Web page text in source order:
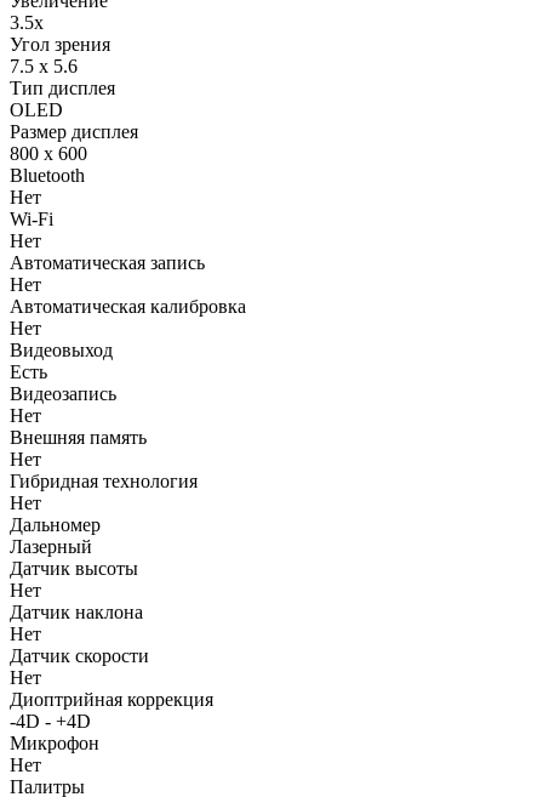
3.5x
Угол зрения
7.5 x 5.6
Тип дисплея
OLED
Размер дисплея
800 x 600
Bluetooth
Нет
Wi-Fi
Нет
Автоматическая запись
Нет
Автоматическая калибровка
Нет
Видеовыход
Есть
Видеозапись
Нет
Внешняя память
Нет
Гибридная технология
Нет
Дальномер
Лазерный
Датчик высоты
Нет
Датчик наклона
Нет
Датчик скорости
Нет
Диоптрийная коррекция
-4D - +4D
Микрофон
Нет
Палитры